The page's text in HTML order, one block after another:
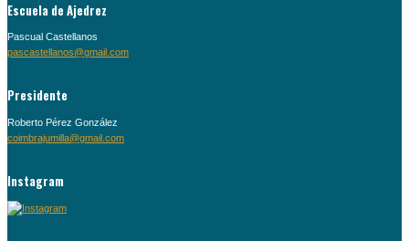
Escuela de Ajedrez
Pascual Castellanos
pascastellanos@gmail.com
Presidente
Roberto Pérez González
coimbrajumilla@gmail.com
Instagram